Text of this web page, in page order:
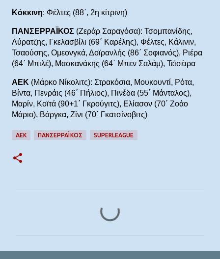
Κόκκινη: Φέλτες (88΄, 2η κίτρινη)
ΠΑΝΣΕΡΡΑΪΚΟΣ (Ζεράρ Σαραγόσα): Τσομπανίδης,
Λύρατζης, Γκελασβίλι (69΄ Καρέλης), Φέλτες, Κάλινιν,
Τσαούσης, Ομεονγκά, Δοϊρανλής (86΄ Σοφιανός), Ριέρα
(64΄ Μπιλέ), Μασκανάκης (64΄ Μπεν Σαλάμ), Τεϊσέιρα
ΑΕΚ (Μάρκο Νίκολιτς): Στρακόσια, Μουκουντί, Ρότα,
Βίντα, Πενράις (46΄ Πήλιος), Πινέδα (55΄ Μάνταλος),
Μαρίν, Κοϊτά (90+1΄ Γκρούγιτς), Ελίασον (70΄ Ζοάο
Μάριο), Βάργκα, Ζίνι (70΄ Γκατσίνοβιτς)
ΑΕΚ ΠΑΝΣΕΡΡΑΪΚΟΣ SUPERLEAGUE